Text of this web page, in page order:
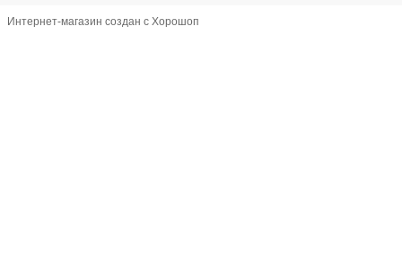
Интернет-магазин создан с Хорошоп